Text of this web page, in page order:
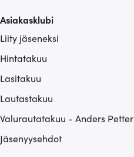
Asiakasklubi
Liity jäseneksi
Hintatakuu
Lasitakuu
Lautastakuu
Valurautatakuu - Anders Petter
Jäsenyysehdot